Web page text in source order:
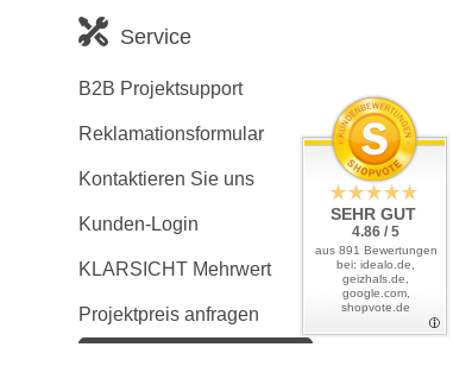
Service
B2B Projektsupport
Reklamationsformular
Kontaktieren Sie uns
Kunden-Login
KLARSICHT Mehrwert
Projektpreis anfragen
SEHR GUT
4.86 / 5
aus 891 Bewertungen
bei: idealo.de,
geizhals.de,
google.com,
shopvote.de